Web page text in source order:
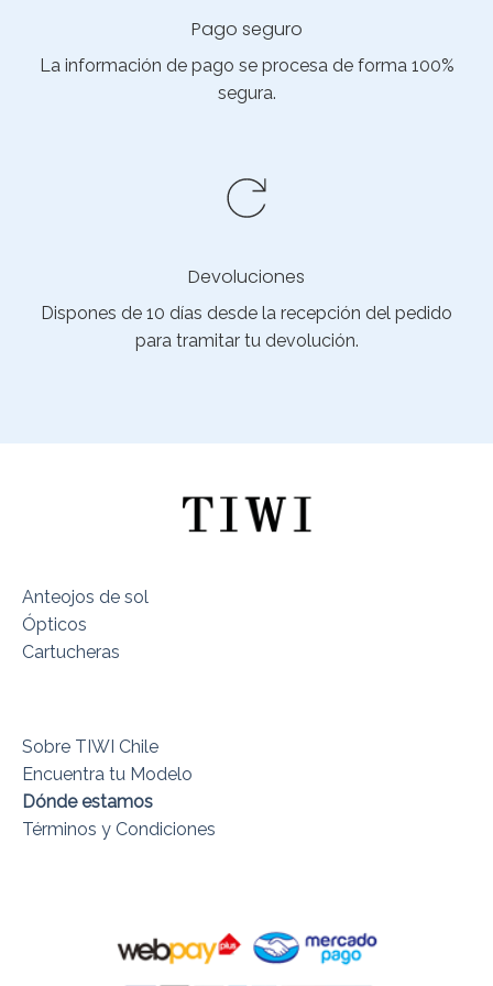
Pago seguro
La información de pago se procesa de forma 100%
segura.
Devoluciones
Dispones de 10 días desde la recepción del pedido
para tramitar tu devolución.
Anteojos de sol
Ópticos
Cartucheras
Sobre TIWI Chile
Encuentra tu Modelo
Dónde estamos
Términos y Condiciones